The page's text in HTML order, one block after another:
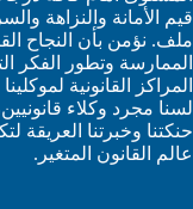
قيم الأمانة والنزاهة
ملف. نؤمن بأن النجاح
الممارسة وتطور الفكر
المراكز القانونية
لسنا مجرد وكلاء
حنكتنا وخبرتنا
عالم القانون المتغير.